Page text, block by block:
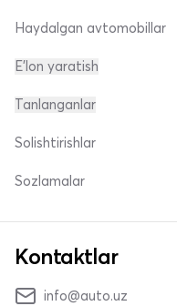
Haydalgan avtomobillar
E'lon yaratish
Tanlanganlar
Solishtirishlar
Sozlamalar
Kontaktlar
info@auto.uz